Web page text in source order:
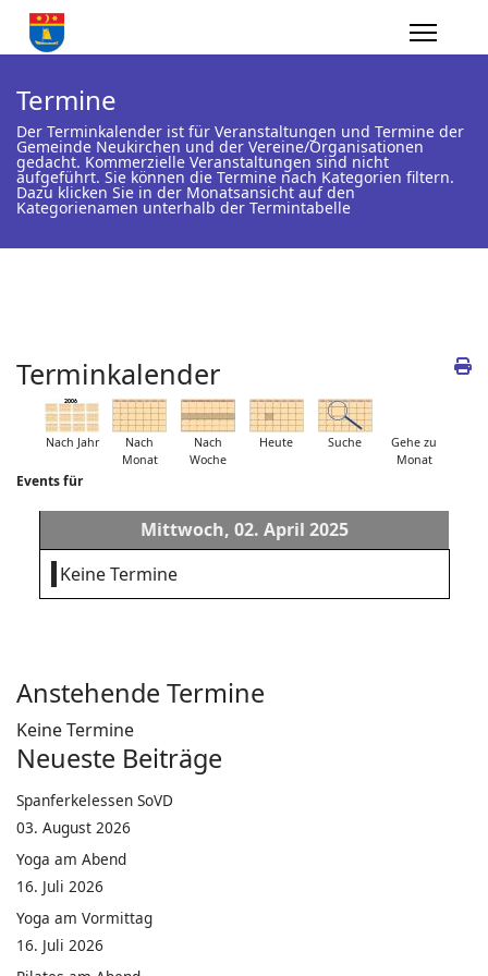
Termine
Der Terminkalender ist für Veranstaltungen und Termine der
Gemeinde Neukirchen und der Vereine/Organisationen
gedacht. Kommerzielle Veranstaltungen sind nicht
aufgeführt. Sie können die Termine nach Kategorien filtern.
Dazu klicken Sie in der Monatsansicht auf den
Kategorienamen unterhalb der Termintabelle
Terminkalender
Nach Jahr
Nach
Monat
Nach
Woche
Heute Suche
Gehe zu
Monat
Events für
Mittwoch, 02. April 2025
Keine Termine
Anstehende Termine
Keine Termine
Neueste Beiträge
Spanferkelessen SoVD
03. August 2026
Yoga am Abend
16. Juli 2026
Yoga am Vormittag
16. Juli 2026